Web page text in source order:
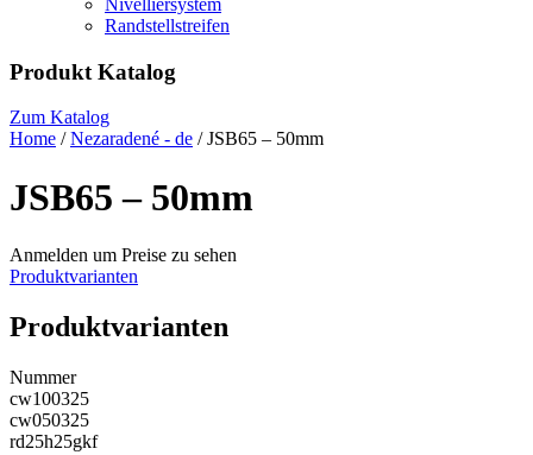
Nivelliersystem
Randstellstreifen
Produkt Katalog
Zum Katalog
Home /Nezaradené - de / JSB65 – 50mm
JSB65 – 50mm
Anmelden um Preise zu sehen
Produktvarianten
Produktvarianten
Nummer
cw100325
cw050325
rd25h25gkf